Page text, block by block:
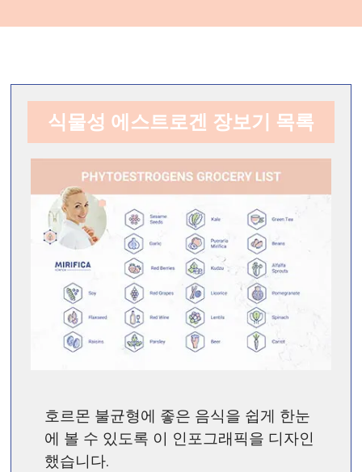
식물성 에스트로겐 장보기 목록
호르몬 불균형에 좋은 음식을 쉽게 한눈
에 볼 수 있도록 이 인포그래픽을 디자인
했습니다.